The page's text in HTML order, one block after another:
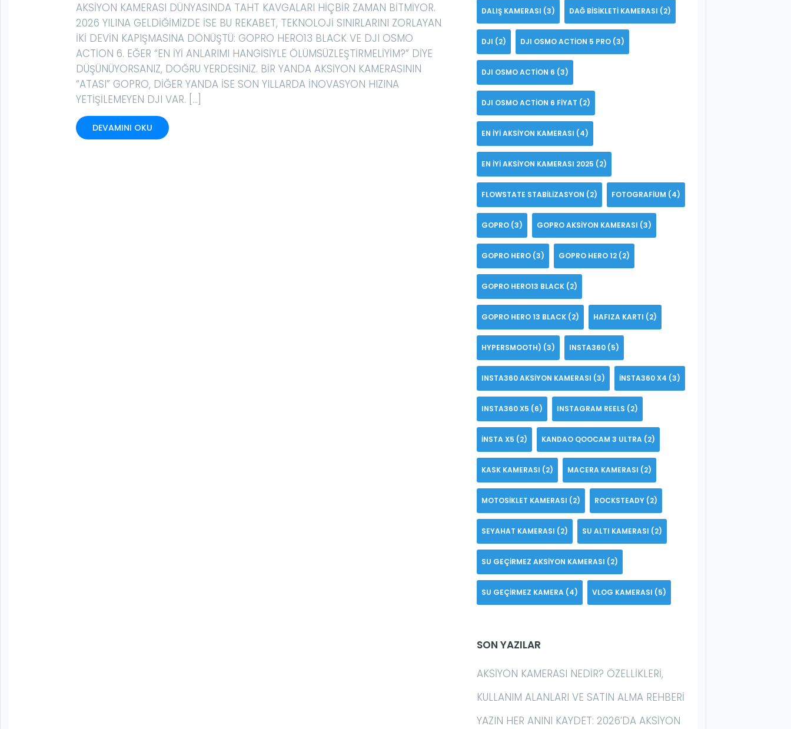
AKSIYON KAMERASI DÜNYASINDA TAHT KAVGALARI HIÇBIR ZAMAN BITMIYOR.
2026 YILINA GELDIĞIMIZDE ISE BU REKABET, TEKNOLOJI SINIRLARINI ZORLAYAN
IKI DEVIN KAPIŞMASINA DÖNÜŞTÜ: GOPRO HERO13 BLACK VE DJI OSMO
ACTION 6. EĞER “EN IYI ANLARIMI HANGISIYLE ÖLÜMSÜZLEŞTIRMELIYIM?” DIYE
DÜŞÜNÜYORSANIZ, DOĞRU YERDESINIZ. BIR YANDA AKSIYON KAMERASININ
“ATASI” GOPRO, DIĞER YANDA ISE SON YILLARDA INOVASYON HIZINA
YETIŞILEMEYEN DJI VAR. […]
DEVAMINI OKU
DALIŞ KAMERASI (3) DAĞ BISIKLETI KAMERASI (2)
DJI (2) DJI OSMO ACTION 5 PRO (3)
DJI OSMO ACTION 6 (3)
DJI OSMO ACTION 6 FIYAT (2)
EN IYI AKSIYON KAMERASI (4)
EN IYI AKSIYON KAMERASI 2025 (2)
FLOWSTATE STABILIZASYON (2) FOTOGRAFIUM (4)
GOPRO (3) GOPRO AKSIYON KAMERASI (3)
GOPRO HERO (3) GOPRO HERO 12 (2)
GOPRO HERO13 BLACK (2)
GOPRO HERO 13 BLACK (2) HAFIZA KARTI (2)
HYPERSMOOTH) (3) INSTA360 (5)
INSTA360 AKSIYON KAMERASI (3) INSTA360 X4 (3)
INSTA360 X5 (6) INSTAGRAM REELS (2)
INSTA X5 (2) KANDAO QOOCAM 3 ULTRA (2)
KASK KAMERASI (2) MACERA KAMERASI (2)
MOTOSIKLET KAMERASI (2) ROCKSTEADY (2)
SEYAHAT KAMERASI (2) SU ALTI KAMERASI (2)
SU GEÇIRMEZ AKSIYON KAMERASI (2)
SU GEÇIRMEZ KAMERA (4) VLOG KAMERASI (5)
SON YAZILAR
AKSIYON KAMERASI NEDIR? ÖZELLIKLERI,
KULLANIM ALANLARI VE SATIN ALMA REHBERI
YAZIN HER ANINI KAYDET: 2026’DA AKSIYON